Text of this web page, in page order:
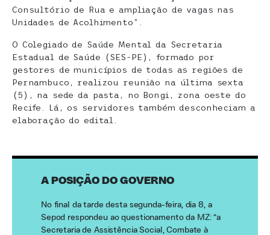
Consultório de Rua e ampliação de vagas nas
Unidades de Acolhimento”.
O Colegiado de Saúde Mental da Secretaria
Estadual de Saúde (SES-PE), formado por
gestores de municípios de todas as regiões de
Pernambuco, realizou reunião na última sexta
(5), na sede da pasta, no Bongi, zona oeste do
Recife. Lá, os servidores também desconheciam a
elaboração do edital.
A POSIÇÃO DO GOVERNO
No final da tarde desta segunda-feira, dia 8, a
Sepod respondeu ao questionamento da MZ: “a
Secretaria de Assistência Social, Combate à